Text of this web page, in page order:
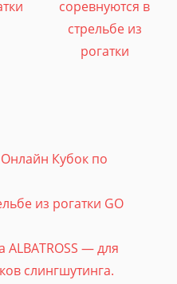
Кубок по
из рогатки GO
ALBATROSS — для
слингшутинга.